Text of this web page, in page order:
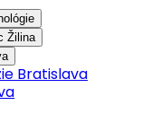
Žilina
Bratislava